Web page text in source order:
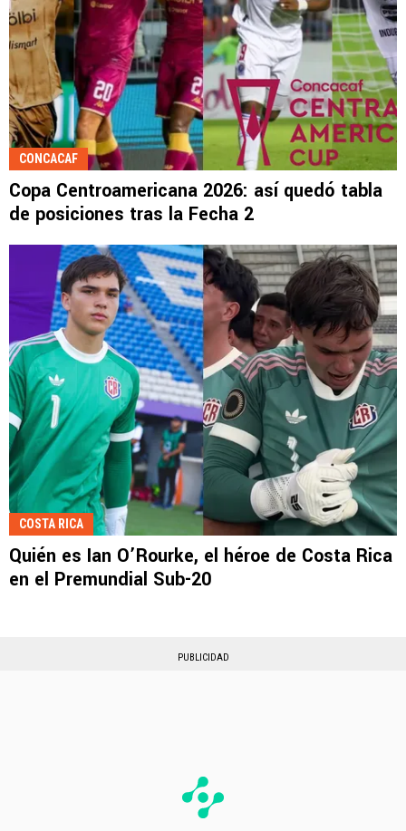
CONCACAF
Copa Centroamericana 2026: así quedó tabla
de posiciones tras la Fecha 2
COSTA RICA
Quién es Ian O’Rourke, el héroe de Costa Rica
en el Premundial Sub-20
PUBLICIDAD